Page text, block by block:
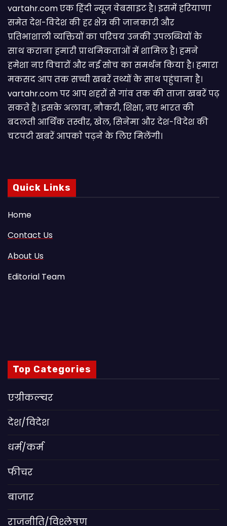
vartahr.com एक हिंदी न्यूज वेबसाइट है। इसमें हरियाणा
समेत देश-विदेश की हर क्षेत्र की जानकारी और
प्रतिभाशाली व्यक्तियों का परिचय उनकी उपलब्धियों के
साथ कराना हमारी प्राथमिकताओं में शामिल है। हमने
हमेशा नए विचारों और नई सोच का समर्थन किया है। हमारा
मकसद आप तक सच्ची खबरें तथ्यों के साथ पहुंचाना है।
vartahr.com पर आप शहरों से गांव तक की ताजा खबरें पढ़
सकते हैं। इसके अलावा, नौकरी, शिक्षा, नए भारत की
बदलती आर्थिक तस्वीर, खेल, सिनेमा और देश-विदेश की
चटपटी खबरें आपकाे पढ़ने के लिए मिलेंगी।
Quick Links
Home
Contact Us
About Us
Editorial Team
Top Categories
एग्रीकल्चर
देश/विदेश
धर्म/कर्म
फीचर
बाजार
राजनीति/विश्लेषण